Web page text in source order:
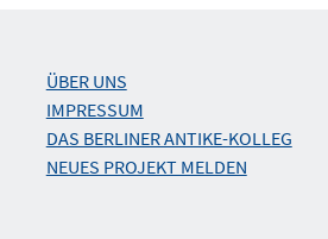
ÜBER UNS
IMPRESSUM
DAS BERLINER ANTIKE-KOLLEG
NEUES PROJEKT MELDEN